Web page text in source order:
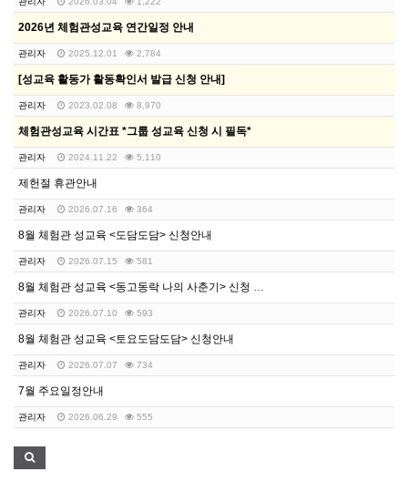
2026년 체험관성교육 연간일정 안내
관리자 2025.12.01 2,784
[성교육 활동가 활동확인서 발급 신청 안내]
관리자 2023.02.08 8,970
체험관성교육 시간표 *그룹 성교육 신청 시 필독*
관리자 2024.11.22 5,110
제헌절 휴관안내
관리자 2026.07.16 364
8월 체험관 성교육 <도담도담> 신청안내
관리자 2026.07.15 581
관리자 2026.07.10 593
8월 체험관 성교육 <토요도담도담> 신청안내
관리자 2026.07.07 734
7월 주요일정안내
관리자 2026.06.29 555